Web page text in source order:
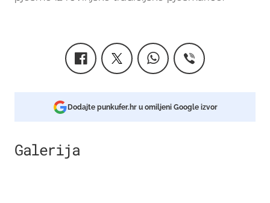
Dodajte punkufer.hr u omiljeni Google izvor
Galerija